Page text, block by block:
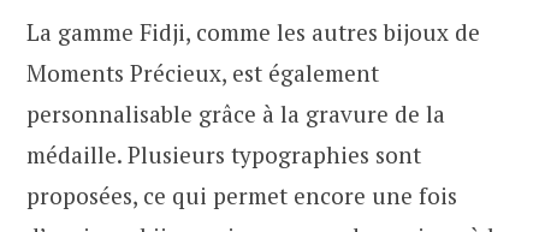
La gamme Fidji, comme les autres bijoux de
Moments Précieux, est également
personnalisable grâce à la gravure de la
médaille. Plusieurs typographies sont
proposées, ce qui permet encore une fois